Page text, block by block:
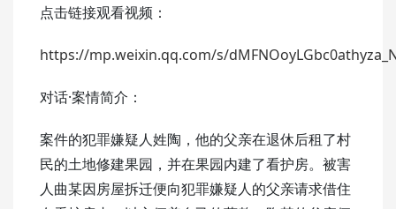
点击链接观看视频：
https://mp.weixin.qq.com/s/
对话·案情简介：
案件的犯罪嫌疑人姓陶，他的父亲在退休后租了村
民的土地修建果园，并在果园内建了看护房。被害
人曲某因房屋拆迁便向犯罪嫌疑人的父亲请求借住